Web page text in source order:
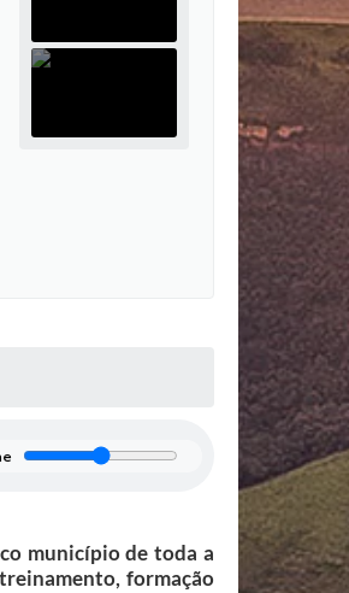
município de toda a
formação